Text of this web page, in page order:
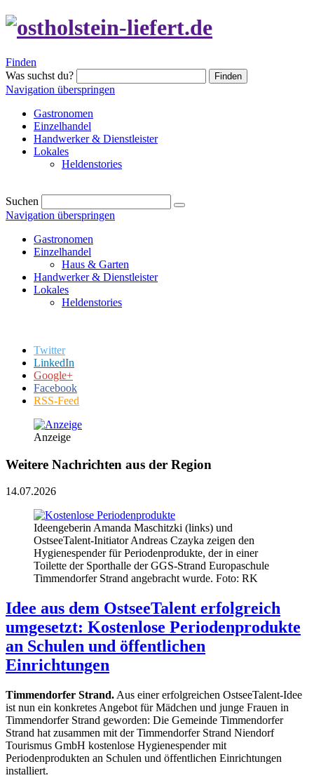
Finden
Was suchst du?
Finden
Navigation überspringen
Gastronomen
Einzelhandel
Handwerker & Dienstleister
Lokales
Heldenstories
Suchen
Navigation überspringen
Gastronomen
Einzelhandel
Haus & Garten
Handwerker & Dienstleister
Lokales
Heldenstories
Twitter
LinkedIn
Google+
Facebook
RSS-Feed
Anzeige
Weitere Nachrichten aus der Region
14.07.2026
Ideengeberin Amanda Maschitzki (links) und
OstseeTalent-Initiator Andreas Czayka zeigen den
Hygienespender für Periodenprodukte, der in einer
Toilette der Sporthalle der GGS-Strand Europaschule
Timmendorfer Strand angebracht wurde. Foto: RK
Idee aus dem OstseeTalent erfolgreich
umgesetzt: Kostenlose Periodenprodukte
an Schulen und öffentlichen
Einrichtungen
Timmendorfer Strand. Aus einer erfolgreichen OstseeTalent-Idee
ist nun ein konkretes Angebot für Mädchen und junge Frauen in
Timmendorfer Strand geworden: Die Gemeinde Timmendorfer
Strand hat zusammen mit der Timmendorfer Strand Niendorf
Tourismus GmbH kostenlose Hygienespender mit
Periodenprodukten an Schulen und öffentlichen Einrichtungen
installiert.